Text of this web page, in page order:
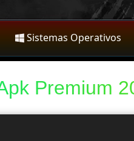
Sistemas Operativos
Premium